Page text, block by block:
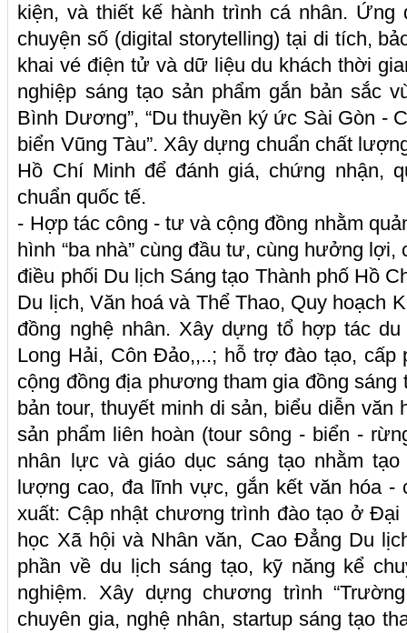
kiện, và thiết kế hành trình cá nhân. Ứng
chuyện số (digital storytelling) tại di tích,
khai vé điện tử và dữ liệu du khách thời
nghiệp sáng tạo sản phẩm gắn bản sắc
Bình Dương”, “Du thuyền ký ức Sài Gòn -
biển Vũng Tàu”. Xây dựng chuẩn chất
Hồ Chí Minh để đánh giá, chứng nhận,
chuẩn quốc tế.
- Hợp tác công - tư và cộng đồng nhằm
hình “ba nhà” cùng đầu tư, cùng hưởng lợi,
điều phối Du lịch Sáng tạo Thành phố Hồ
Du lịch, Văn hoá và Thể Thao, Quy hoạch
đồng nghệ nhân. Xây dựng tổ hợp tác
Long Hải, Côn Đảo,,..; hỗ trợ đào tạo, cấp
cộng đồng địa phương tham gia đồng sáng
bản tour, thuyết minh di sản, biểu diễn văn
sản phẩm liên hoàn (tour sông - biển -
nhân lực và giáo dục sáng tạo nhằm
lượng cao, đa lĩnh vực, gắn kết văn hóa -
xuất: Cập nhật chương trình đào tạo ở
học Xã hội và Nhân văn, Cao Đẳng Du
phần về du lịch sáng tạo, kỹ năng kể
nghiệm. Xây dựng chương trình
chuyên gia, nghệ nhân, startup sáng tạo